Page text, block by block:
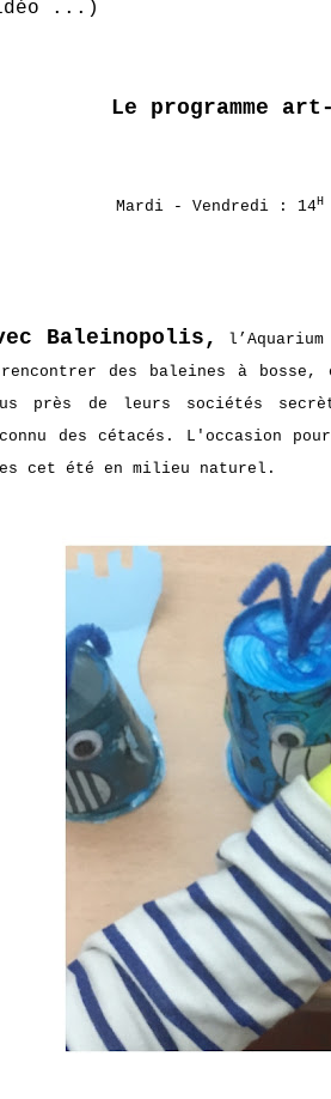
...)
Le programme
Mardi - Vendredi : 14H
Baleinopolis,
des baleines à bosse,
près de leurs sociétés
des cétacés. L'occasion
cet été en milieu naturel.